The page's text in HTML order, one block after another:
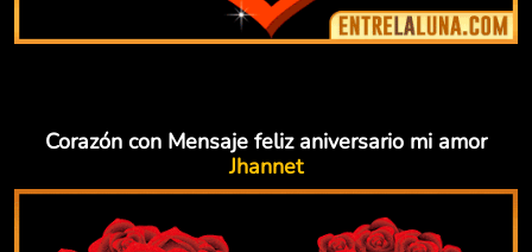
Corazón con Mensaje feliz aniversario mi amor
Jhannet